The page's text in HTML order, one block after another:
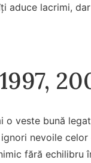
aduce lacrimi,
veste bună
nevoile celor
fără echilibru